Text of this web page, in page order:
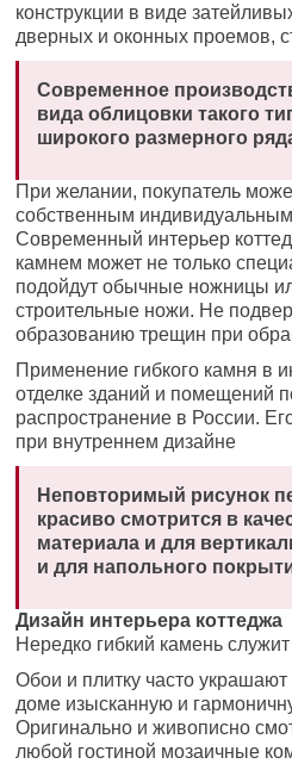
конструкции в виде
дверных и оконных проемов,
Современное
вида облицовки такого
широкого размерного
При желании, покупатель
собственным
Современный интерьер
камнем может не только
подойдут обычные ножницы
строительные ножи. Не
образованию трещин при
Применение гибкого камня в
отделке зданий и помещений
распространение в России.
при внутреннем дизайне
Неповторимый рисунок
красиво смотрится в
материала и для
и для напольного
Дизайн интерьера коттеджа
Нередко гибкий камень
Обои и плитку часто
доме изысканную и
Оригинально и живописно
любой гостиной мозаичные